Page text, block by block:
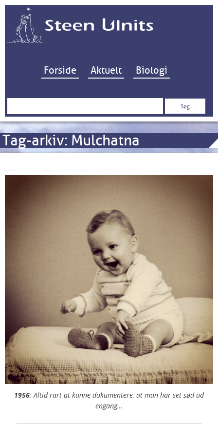
Hop til indhold
Forside Aktuelt Biologi
Søg
Tag-arkiv: Mulchatna
1956: Altid rart at kunne dokumentere, at man har set sød ud
engang…